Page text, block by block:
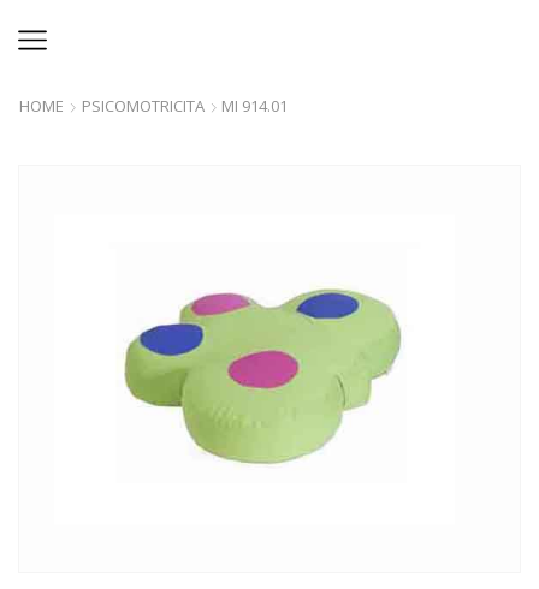
HOME PSICOMOTRICITA MI 914.01